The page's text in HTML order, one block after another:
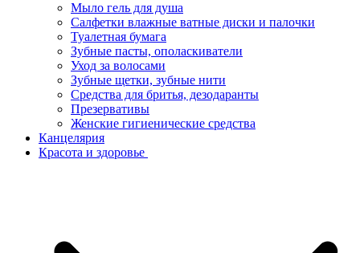
Мыло гель для душа
Салфетки влажные ватные диски и палочки
Туалетная бумага
Зубные пасты, ополаскиватели
Уход за волосами
Зубные щетки, зубные нити
Средства для бритья, дезодаранты
Презервативы
Женские гигиенические средства
Канцелярия
Красота и здоровье